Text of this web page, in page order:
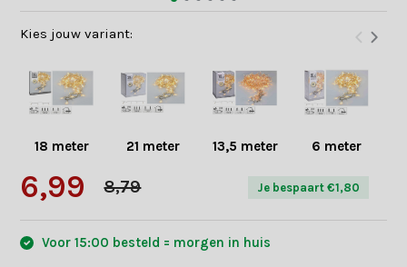
Kies jouw variant:
18 meter 21 meter 13,5 meter 6 meter
6,99 8,79 Je bespaart €1,80
Voor 15:00 besteld = morgen in huis